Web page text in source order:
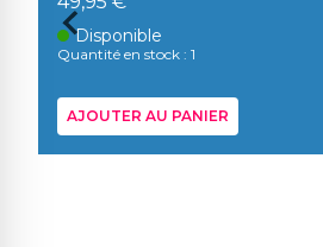
Disponible
Quantité en stock : 1
AJOUTER AU PANIER